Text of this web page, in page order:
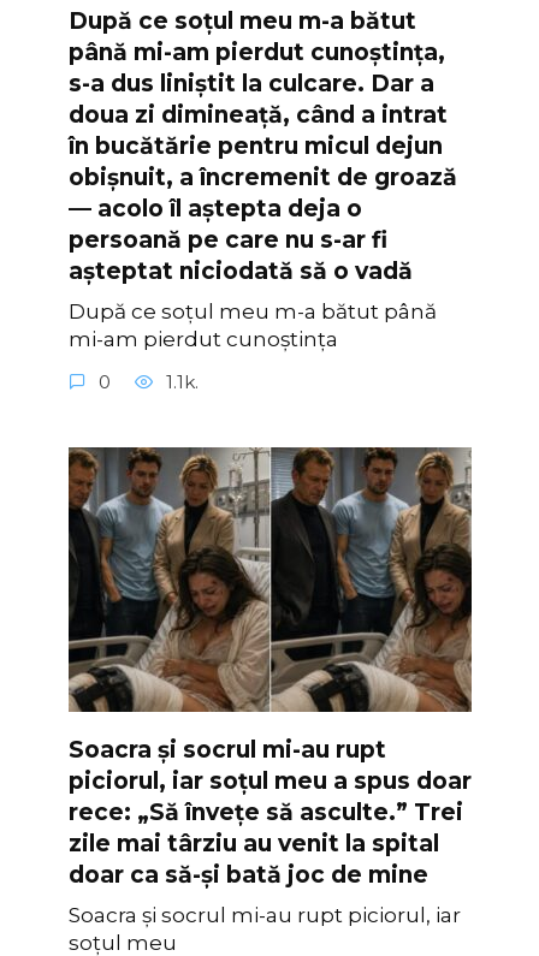
După ce soțul meu m-a bătut
până mi-am pierdut cunoștința,
s-a dus liniștit la culcare. Dar a
doua zi dimineață, când a intrat
în bucătărie pentru micul dejun
obișnuit, a încremenit de groază
— acolo îl aștepta deja o
persoană pe care nu s-ar fi
așteptat niciodată să o vadă
După ce soțul meu m-a bătut până
mi-am pierdut cunoștința
0 1.1k.
Soacra și socrul mi-au rupt
piciorul, iar soțul meu a spus doar
rece: „Să învețe să asculte.” Trei
zile mai târziu au venit la spital
doar ca să-și bată joc de mine
Soacra și socrul mi-au rupt piciorul, iar
soțul meu